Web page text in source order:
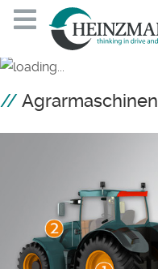
Agrarmaschinen